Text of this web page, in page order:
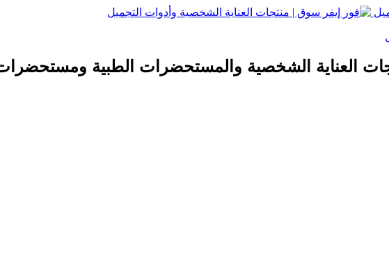
العناية الشخصية والمستحضرات الطبية